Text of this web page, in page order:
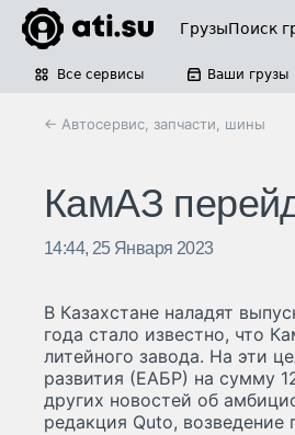
ГрузыПоиск
Все сервисы Ваши грузы
← Автосервис, запчасти, шины
КамАЗ
14:44, 25 Января 2023
В Казахстане наладят
года стало известно, что
литейного завода. На эти
развития (ЕАБР) на сумму
других новостей об
редакция Quto,